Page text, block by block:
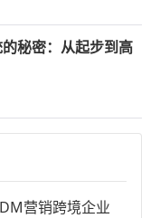
秘密：从起步到高
营销跨境企业